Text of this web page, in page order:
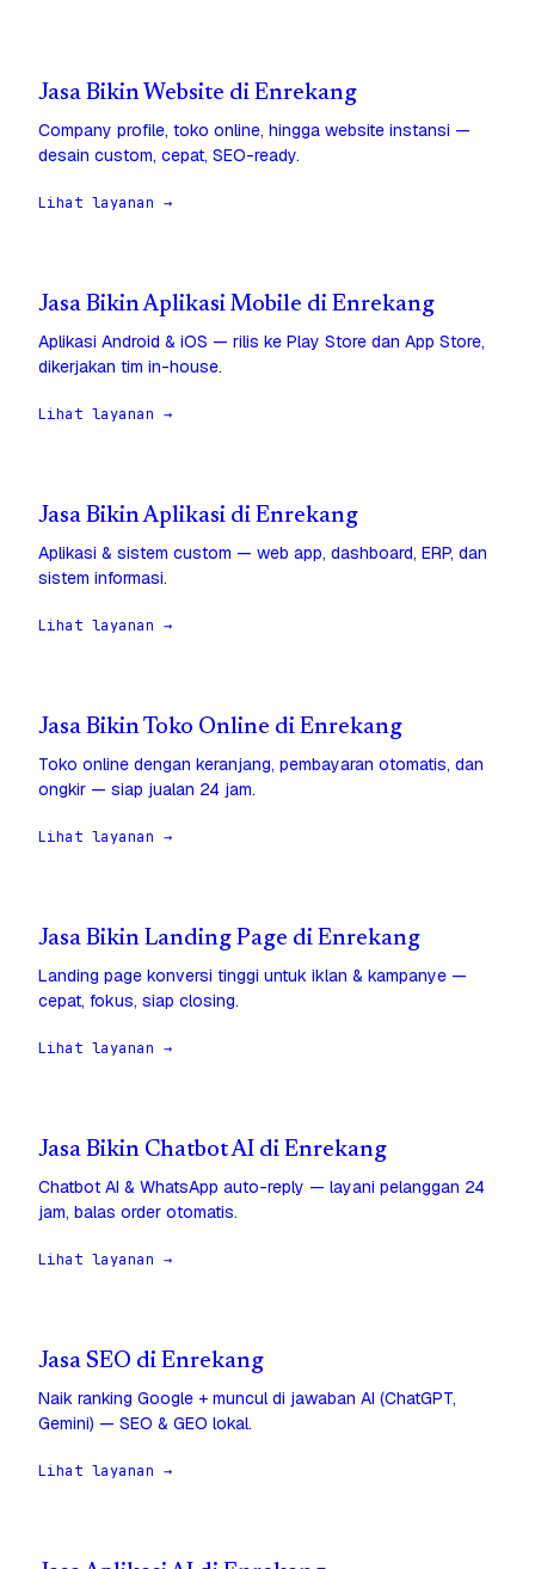
Jasa Bikin Website di Enrekang
Company profile, toko online, hingga website instansi —
desain custom, cepat, SEO-ready.
Lihat layanan →
Jasa Bikin Aplikasi Mobile di Enrekang
Aplikasi Android & iOS — rilis ke Play Store dan App Store,
dikerjakan tim in-house.
Lihat layanan →
Jasa Bikin Aplikasi di Enrekang
Aplikasi & sistem custom — web app, dashboard, ERP, dan
sistem informasi.
Lihat layanan →
Jasa Bikin Toko Online di Enrekang
Toko online dengan keranjang, pembayaran otomatis, dan
ongkir — siap jualan 24 jam.
Lihat layanan →
Jasa Bikin Landing Page di Enrekang
Landing page konversi tinggi untuk iklan & kampanye —
cepat, fokus, siap closing.
Lihat layanan →
Jasa Bikin Chatbot AI di Enrekang
Chatbot AI & WhatsApp auto-reply — layani pelanggan 24
jam, balas order otomatis.
Lihat layanan →
Jasa SEO di Enrekang
Naik ranking Google + muncul di jawaban AI (ChatGPT,
Gemini) — SEO & GEO lokal.
Lihat layanan →